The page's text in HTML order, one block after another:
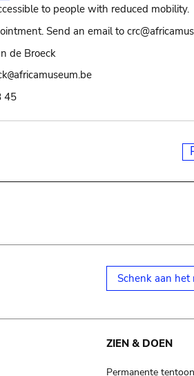
to people with reduced mobility.
Send an email to
de Broeck
@africamuseum.be
45
Schenk aan het
ZIEN & DOEN
Permanente